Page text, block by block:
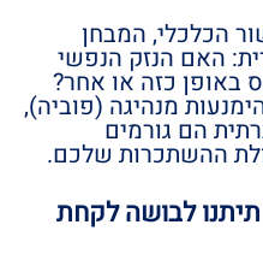
הכלכלי, המבחן
האם הנזק הנפשי
באופן כזה או אחר?
מנהיגה (פוביה),
הם גורמים
ההשתכרות שלכם.
לבושה לקחת